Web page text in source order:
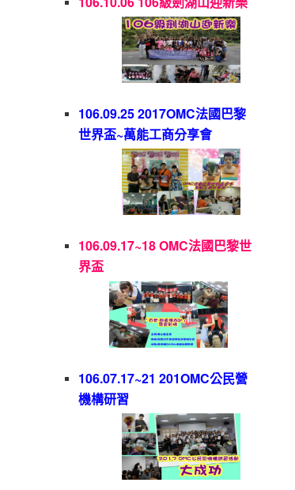
106.09.25 2017OMC法國巴黎
世界盃~萬能工商分享會
106.09.17~18 OMC法國巴黎世
界盃
106.07.17~21 201OMC公民營
機構研習